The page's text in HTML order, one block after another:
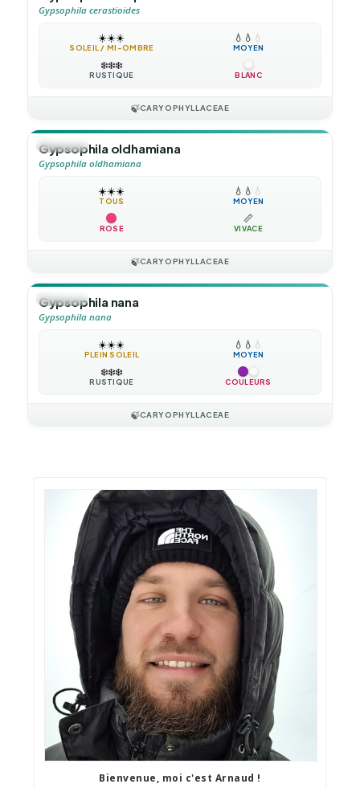
Gypsophila cerastioides
☀️☀️☀️
SOLEIL / MI-OMBRE
💧 💧 💧
MOYEN
❄️❄️❄️
RUSTIQUE BLANC
🍃CARYOPHYLLACEAE
🪴VIVACE
Gypsophila oldhamiana
Gypsophila oldhamiana
☀️☀️☀️
TOUS
💧 💧 💧
MOYEN
ROSE
📏
VIVACE
🍃CARYOPHYLLACEAE
🪴VIVACE
Gypsophila nana
Gypsophila nana
☀️☀️☀️
PLEIN SOLEIL
💧 💧 💧
MOYEN
❄️❄️❄️
RUSTIQUE COULEURS
🍃CARYOPHYLLACEAE
Bienvenue, moi c'est Arnaud !